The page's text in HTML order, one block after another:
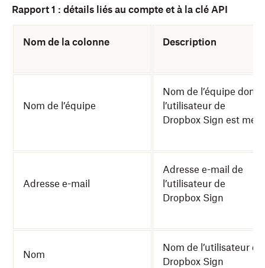
Rapport 1 : détails liés au compte et à la clé API
Nom de la colonne Description
Nom de l’équipe
Nom de l’équipe dont
l’utilisateur de
Dropbox Sign est
Adresse e-mail
Adresse e-mail de
l’utilisateur de
Dropbox Sign
Nom
Nom de l’utilisateur de
Dropbox Sign